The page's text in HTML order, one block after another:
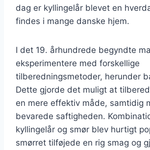
dag er kyllingelår blevet en
findes i mange danske hjem.
I det 19. århundrede begyndte
eksperimentere med forskellige
tilberedningsmetoder, herunder
Dette gjorde det muligt at
en mere effektiv måde, samtidig
bevarede saftigheden.
kyllingelår og smør blev hurtigt
smørret tilføjede en rig smag og